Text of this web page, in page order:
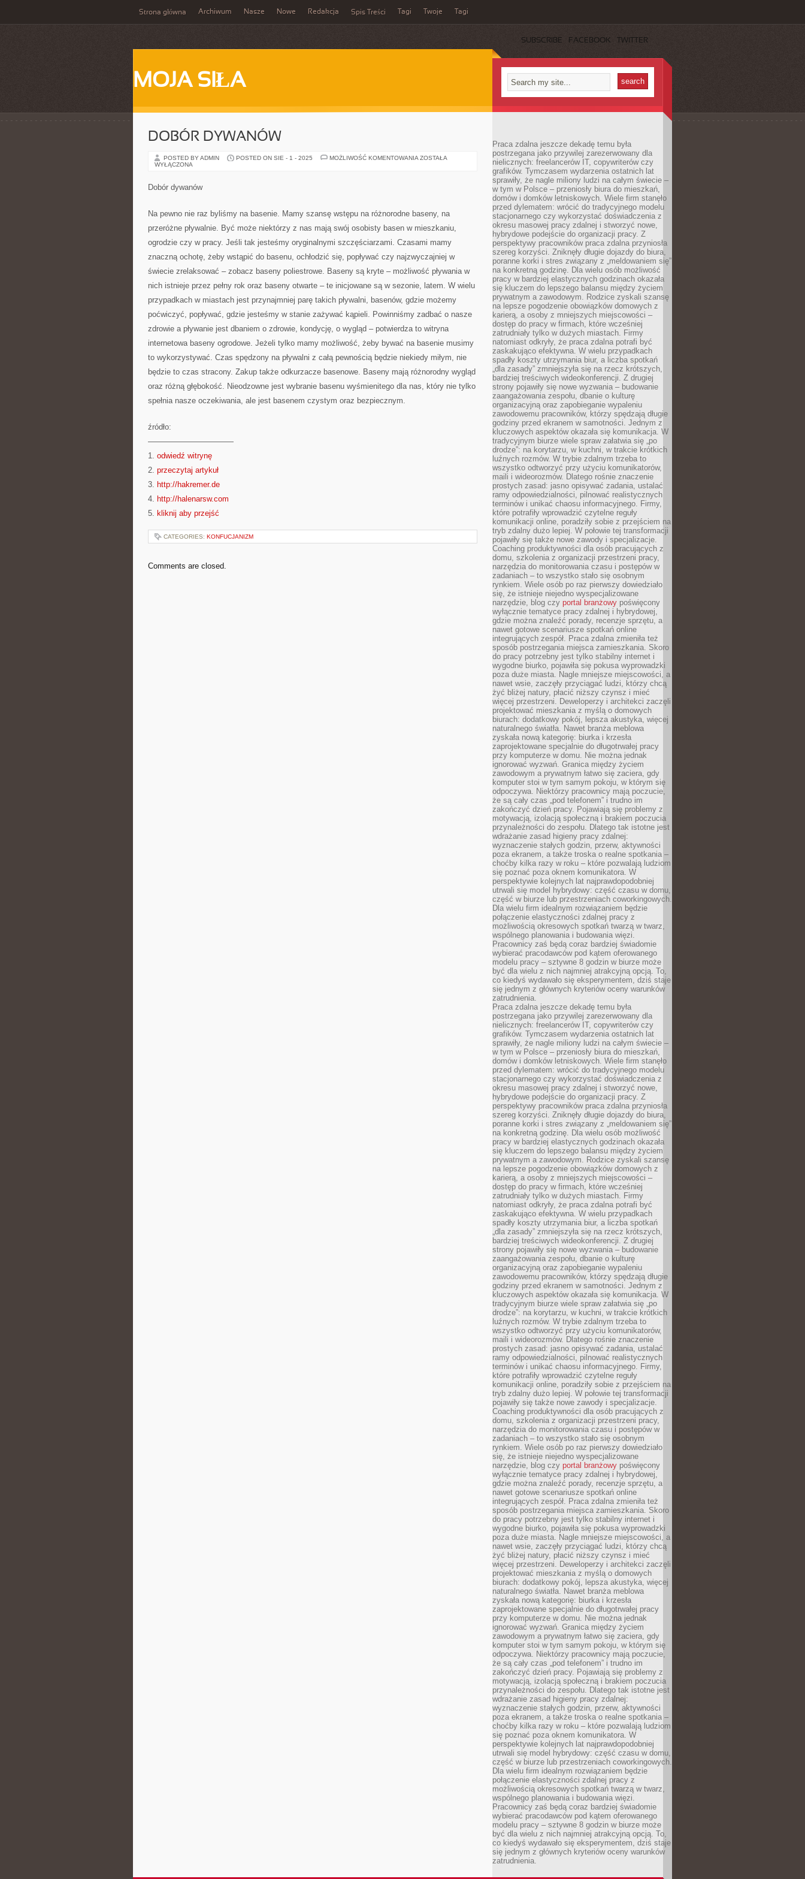
Strona główna Archiwum Nasze Nowe Redakcja Spis Treści Tagi Twoje Tagi
SUBSCRIBE FACEBOOK TWITTER
MOJA SIŁA
DOBÓR DYWANÓW
POSTED BY ADMIN POSTED ON SIE - 1 - 2025 MOŻLIWOŚĆ KOMENTOWANIA DOBÓR
ZOSTAŁA
WYŁĄCZONA
Dobór dywanów
Na pewno nie raz byliśmy na basenie. Mamy szansę wstępu na różnorodne baseny, na
przeróżne pływalnie. Być może niektórzy z nas mają swój osobisty basen w mieszkaniu,
ogrodzie czy w pracy. Jeśli tak jesteśmy oryginalnymi szczęściarzami. Czasami mamy
znaczną ochotę, żeby wstąpić do basenu, ochłodzić się, popływać czy najzwyczajniej w
świecie zrelaksować – zobacz baseny poliestrowe. Baseny są kryte – możliwość pływania w
nich istnieje przez pełny rok oraz baseny otwarte – te inicjowane są w sezonie, latem. W wielu
przypadkach w miastach jest przynajmniej parę takich pływalni, basenów, gdzie możemy
poćwiczyć, popływać, gdzie jesteśmy w stanie zażywać kąpieli. Powinniśmy zadbać o nasze
zdrowie a pływanie jest dbaniem o zdrowie, kondycję, o wygląd – potwierdza to witryna
internetowa baseny ogrodowe. Jeżeli tylko mamy możliwość, żeby bywać na basenie musimy
to wykorzystywać. Czas spędzony na pływalni z całą pewnością będzie niekiedy miłym, nie
będzie to czas stracony. Zakup także odkurzacze basenowe. Baseny mają różnorodny wygląd
oraz różną głębokość. Nieodzowne jest wybranie basenu wyśmienitego dla nas, który nie tylko
spełnia nasze oczekiwania, ale jest basenem czystym oraz bezpiecznym.
źródło:
———————————
1. odwiedź witrynę
2. przeczytaj artykuł
3. http://hakremer.de
4. http://halenarsw.com
5. kliknij aby przejść
CATEGORIES: KONFUCJANIZM
Comments are closed.
Praca zdalna jeszcze dekadę temu była
postrzegana jako przywilej zarezerwowany dla
nielicznych: freelancerów IT, copywriterów czy
grafików. Tymczasem wydarzenia ostatnich lat
sprawiły, że nagle miliony ludzi na całym świecie –
w tym w Polsce – przeniosły biura do mieszkań,
domów i domków letniskowych. Wiele firm stanęło
przed dylematem: wrócić do tradycyjnego modelu
stacjonarnego czy wykorzystać doświadczenia z
okresu masowej pracy zdalnej i stworzyć nowe,
hybrydowe podejście do organizacji pracy. Z
perspektywy pracowników praca zdalna przyniosła
szereg korzyści. Zniknęły długie dojazdy do biura,
poranne korki i stres związany z „meldowaniem się”
na konkretną godzinę. Dla wielu osób możliwość
pracy w bardziej elastycznych godzinach okazała
się kluczem do lepszego balansu między życiem
prywatnym a zawodowym. Rodzice zyskali szansę
na lepsze pogodzenie obowiązków domowych z
karierą, a osoby z mniejszych miejscowości –
dostęp do pracy w firmach, które wcześniej
zatrudniały tylko w dużych miastach. Firmy
natomiast odkryły, że praca zdalna potrafi być
zaskakująco efektywna. W wielu przypadkach
spadły koszty utrzymania biur, a liczba spotkań
„dla zasady” zmniejszyła się na rzecz krótszych,
bardziej treściwych wideokonferencji. Z drugiej
strony pojawiły się nowe wyzwania – budowanie
zaangażowania zespołu, dbanie o kulturę
organizacyjną oraz zapobieganie wypaleniu
zawodowemu pracowników, którzy spędzają długie
godziny przed ekranem w samotności. Jednym z
kluczowych aspektów okazała się komunikacja. W
tradycyjnym biurze wiele spraw załatwia się „po
drodze”: na korytarzu, w kuchni, w trakcie krótkich
luźnych rozmów. W trybie zdalnym trzeba to
wszystko odtworzyć przy użyciu komunikatorów,
maili i wideorozmów. Dlatego rośnie znaczenie
prostych zasad: jasno opisywać zadania, ustalać
ramy odpowiedzialności, pilnować realistycznych
terminów i unikać chaosu informacyjnego. Firmy,
które potrafiły wprowadzić czytelne reguły
komunikacji online, poradziły sobie z przejściem na
tryb zdalny dużo lepiej. W połowie tej transformacji
pojawiły się także nowe zawody i specjalizacje.
Coaching produktywności dla osób pracujących z
domu, szkolenia z organizacji przestrzeni pracy,
narzędzia do monitorowania czasu i postępów w
zadaniach – to wszystko stało się osobnym
rynkiem. Wiele osób po raz pierwszy dowiedziało
się, że istnieje niejedno wyspecjalizowane
narzędzie, blog czy portal branżowy poświęcony
wyłącznie tematyce pracy zdalnej i hybrydowej,
gdzie można znaleźć porady, recenzje sprzętu, a
nawet gotowe scenariusze spotkań online
integrujących zespół. Praca zdalna zmieniła też
sposób postrzegania miejsca zamieszkania. Skoro
do pracy potrzebny jest tylko stabilny internet i
wygodne biurko, pojawiła się pokusa wyprowadzki
poza duże miasta. Nagle mniejsze miejscowości, a
nawet wsie, zaczęły przyciągać ludzi, którzy chcą
żyć bliżej natury, płacić niższy czynsz i mieć
więcej przestrzeni. Deweloperzy i architekci zaczęli
projektować mieszkania z myślą o domowych
biurach: dodatkowy pokój, lepsza akustyka, więcej
naturalnego światła. Nawet branża meblowa
zyskała nową kategorię: biurka i krzesła
zaprojektowane specjalnie do długotrwałej pracy
przy komputerze w domu. Nie można jednak
ignorować wyzwań. Granica między życiem
zawodowym a prywatnym łatwo się zaciera, gdy
komputer stoi w tym samym pokoju, w którym się
odpoczywa. Niektórzy pracownicy mają poczucie,
że są cały czas „pod telefonem” i trudno im
zakończyć dzień pracy. Pojawiają się problemy z
motywacją, izolacją społeczną i brakiem poczucia
przynależności do zespołu. Dlatego tak istotne jest
wdrażanie zasad higieny pracy zdalnej:
wyznaczenie stałych godzin, przerw, aktywności
poza ekranem, a także troska o realne spotkania –
choćby kilka razy w roku – które pozwalają ludziom
się poznać poza oknem komunikatora. W
perspektywie kolejnych lat najprawdopodobniej
utrwali się model hybrydowy: część czasu w domu,
część w biurze lub przestrzeniach coworkingowych.
Dla wielu firm idealnym rozwiązaniem będzie
połączenie elastyczności zdalnej pracy z
możliwością okresowych spotkań twarzą w twarz,
wspólnego planowania i budowania więzi.
Pracownicy zaś będą coraz bardziej świadomie
wybierać pracodawców pod kątem oferowanego
modelu pracy – sztywne 8 godzin w biurze może
być dla wielu z nich najmniej atrakcyjną opcją. To,
co kiedyś wydawało się eksperymentem, dziś staje
się jednym z głównych kryteriów oceny warunków
zatrudnienia.
Praca zdalna jeszcze dekadę temu była
postrzegana jako przywilej zarezerwowany dla
nielicznych: freelancerów IT, copywriterów czy
grafików. Tymczasem wydarzenia ostatnich lat
sprawiły, że nagle miliony ludzi na całym świecie –
w tym w Polsce – przeniosły biura do mieszkań,
domów i domków letniskowych. Wiele firm stanęło
przed dylematem: wrócić do tradycyjnego modelu
stacjonarnego czy wykorzystać doświadczenia z
okresu masowej pracy zdalnej i stworzyć nowe,
hybrydowe podejście do organizacji pracy. Z
perspektywy pracowników praca zdalna przyniosła
szereg korzyści. Zniknęły długie dojazdy do biura,
poranne korki i stres związany z „meldowaniem się”
na konkretną godzinę. Dla wielu osób możliwość
pracy w bardziej elastycznych godzinach okazała
się kluczem do lepszego balansu między życiem
prywatnym a zawodowym. Rodzice zyskali szansę
na lepsze pogodzenie obowiązków domowych z
karierą, a osoby z mniejszych miejscowości –
dostęp do pracy w firmach, które wcześniej
zatrudniały tylko w dużych miastach. Firmy
natomiast odkryły, że praca zdalna potrafi być
zaskakująco efektywna. W wielu przypadkach
spadły koszty utrzymania biur, a liczba spotkań
„dla zasady” zmniejszyła się na rzecz krótszych,
bardziej treściwych wideokonferencji. Z drugiej
strony pojawiły się nowe wyzwania – budowanie
zaangażowania zespołu, dbanie o kulturę
organizacyjną oraz zapobieganie wypaleniu
zawodowemu pracowników, którzy spędzają długie
godziny przed ekranem w samotności. Jednym z
kluczowych aspektów okazała się komunikacja. W
tradycyjnym biurze wiele spraw załatwia się „po
drodze”: na korytarzu, w kuchni, w trakcie krótkich
luźnych rozmów. W trybie zdalnym trzeba to
wszystko odtworzyć przy użyciu komunikatorów,
maili i wideorozmów. Dlatego rośnie znaczenie
prostych zasad: jasno opisywać zadania, ustalać
ramy odpowiedzialności, pilnować realistycznych
terminów i unikać chaosu informacyjnego. Firmy,
które potrafiły wprowadzić czytelne reguły
komunikacji online, poradziły sobie z przejściem na
tryb zdalny dużo lepiej. W połowie tej transformacji
pojawiły się także nowe zawody i specjalizacje.
Coaching produktywności dla osób pracujących z
domu, szkolenia z organizacji przestrzeni pracy,
narzędzia do monitorowania czasu i postępów w
zadaniach – to wszystko stało się osobnym
rynkiem. Wiele osób po raz pierwszy dowiedziało
się, że istnieje niejedno wyspecjalizowane
narzędzie, blog czy portal branżowy poświęcony
wyłącznie tematyce pracy zdalnej i hybrydowej,
gdzie można znaleźć porady, recenzje sprzętu, a
nawet gotowe scenariusze spotkań online
integrujących zespół. Praca zdalna zmieniła też
sposób postrzegania miejsca zamieszkania. Skoro
do pracy potrzebny jest tylko stabilny internet i
wygodne biurko, pojawiła się pokusa wyprowadzki
poza duże miasta. Nagle mniejsze miejscowości, a
nawet wsie, zaczęły przyciągać ludzi, którzy chcą
żyć bliżej natury, płacić niższy czynsz i mieć
więcej przestrzeni. Deweloperzy i architekci zaczęli
projektować mieszkania z myślą o domowych
biurach: dodatkowy pokój, lepsza akustyka, więcej
naturalnego światła. Nawet branża meblowa
zyskała nową kategorię: biurka i krzesła
zaprojektowane specjalnie do długotrwałej pracy
przy komputerze w domu. Nie można jednak
ignorować wyzwań. Granica między życiem
zawodowym a prywatnym łatwo się zaciera, gdy
komputer stoi w tym samym pokoju, w którym się
odpoczywa. Niektórzy pracownicy mają poczucie,
że są cały czas „pod telefonem” i trudno im
zakończyć dzień pracy. Pojawiają się problemy z
motywacją, izolacją społeczną i brakiem poczucia
przynależności do zespołu. Dlatego tak istotne jest
wdrażanie zasad higieny pracy zdalnej:
wyznaczenie stałych godzin, przerw, aktywności
poza ekranem, a także troska o realne spotkania –
choćby kilka razy w roku – które pozwalają ludziom
się poznać poza oknem komunikatora. W
perspektywie kolejnych lat najprawdopodobniej
utrwali się model hybrydowy: część czasu w domu,
część w biurze lub przestrzeniach coworkingowych.
Dla wielu firm idealnym rozwiązaniem będzie
połączenie elastyczności zdalnej pracy z
możliwością okresowych spotkań twarzą w twarz,
wspólnego planowania i budowania więzi.
Pracownicy zaś będą coraz bardziej świadomie
wybierać pracodawców pod kątem oferowanego
modelu pracy – sztywne 8 godzin w biurze może
być dla wielu z nich najmniej atrakcyjną opcją. To,
co kiedyś wydawało się eksperymentem, dziś staje
się jednym z głównych kryteriów oceny warunków
zatrudnienia.